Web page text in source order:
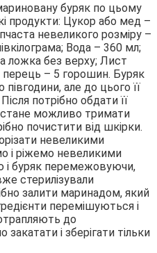
буряк по цьому
продукти: Цукор або мед –
невеликого розміру –
Вода – 360 мл;
ложка без верху; Лист
– 5 горошин. Буряк
але до цього її
потрібно обдати її
можливо тримати
почистити від шкірки.
невеликими
і ріжемо невеликими
і буряк перемежовуючи,
стерилізували
залити маринадом, який
перемішуються і
до
і зберігати тільки